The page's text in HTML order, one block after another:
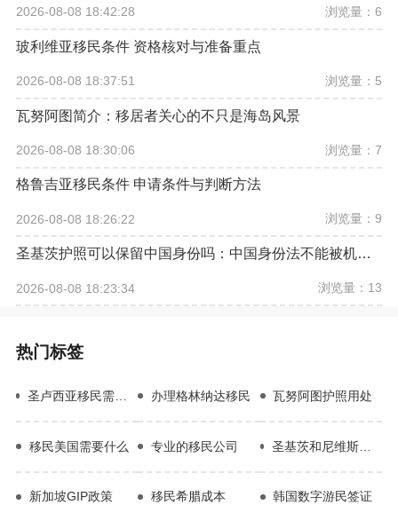
2026-08-08 18:42:28 浏览量：6
玻利维亚移民条件 资格核对与准备重点
2026-08-08 18:37:51 浏览量：5
瓦努阿图简介：移居者关心的不只是海岛风景
2026-08-08 18:30:06 浏览量：7
格鲁吉亚移民条件 申请条件与判断方法
2026-08-08 18:26:22 浏览量：9
圣基茨护照可以保留中国身份吗：中国身份法不能被机构承诺替代
2026-08-08 18:23:34 浏览量：13
热门标签
办理格林纳达移民 瓦努阿图护照用处
移民美国需要什么 专业的移民公司 圣基茨和尼维斯投资入籍优势
新加坡GIP政策 移民希腊成本 韩国数字游民签证